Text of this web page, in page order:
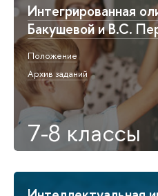
Интегрированная
Бакушевой и В.С.
Положение
Архив заданий
7-8 классы